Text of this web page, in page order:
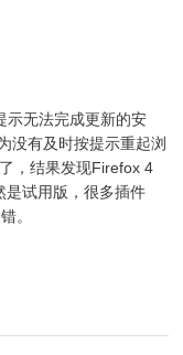
示无法完成更新的安
没有及时按提示重起浏
，结果发现Firefox 4
是试用版，很多插件
。